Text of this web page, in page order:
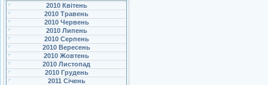
2010 Квітень
2010 Травень
2010 Червень
2010 Липень
2010 Серпень
2010 Вересень
2010 Жовтень
2010 Листопад
2010 Грудень
2011 Січень